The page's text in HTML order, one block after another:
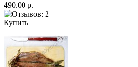
490.00 р.
Купить